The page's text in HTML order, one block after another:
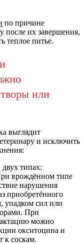
по причине
после их завершения,
теплое питье.
или
выглядит
и исключить
типах:
врождённом типе
нарушения
приобретённого
упадком сил или
При
можно
окситоцина и
к соскам.